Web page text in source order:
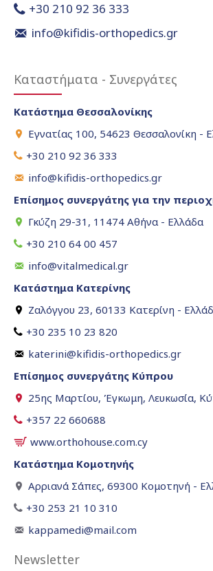
+30 210 92 36 333
info@kifidis-orthopedics.gr
Καταστήματα - Συνεργάτες
Κατάστημα Θεσσαλονίκης
Εγνατίας 100, 54623 Θεσσαλονίκη -
+30 210 92 36 333
info@kifidis-orthopedics.gr
Επίσημος συνεργάτης για την
Γκύζη 29-31, 11474 Αθήνα - Ελλάδα
+30 210 64 00 457
info@vitalmedical.gr
Κατάστημα Κατερίνης
Ζαλόγγου 23, 60133 Κατερίνη -
+30 235 10 23 820
katerini@kifidis-orthopedics.gr
Επίσημος συνεργάτης Κύπρου
25ης Μαρτίου, Έγκωμη, Λευκωσία,
+357 22 660688
www.orthohouse.com.cy
Κατάστημα Κομοτηνής
Αρριανά Σάπες, 69300 Κομοτηνή -
+30 253 21 10 310
kappamedi@mail.com
Newsletter